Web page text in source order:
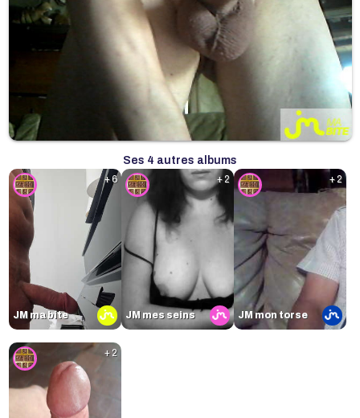
Ses 4 autres albums
+ 6
JM ma bite
+ 2
JM mes seins
+ 2
JM mon torse
+ 2